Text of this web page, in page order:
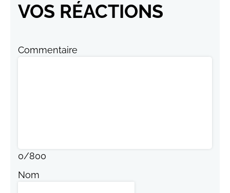
VOS RÉACTIONS
Commentaire
0/800
Nom